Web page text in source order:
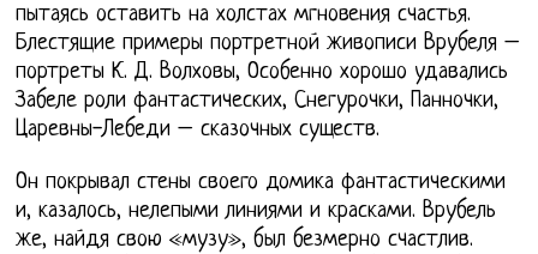
пытаясь оставить на холстах мгновения счастья.
Блестящие примеры портретной живописи Врубеля –
портреты К. Д. Волховы, Особенно хорошо удавались
Забеле роли фантастических, Снегурочки, Панночки,
Царевны-Лебеди – сказочных существ.
Он покрывал стены своего домика фантастическими
и, казалось, нелепыми линиями и красками. Врубель
же, найдя свою «музу», был безмерно счастлив.